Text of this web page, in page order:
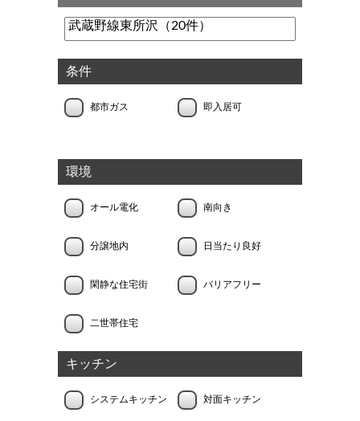
条件
都市ガス 即入居可
環境
オール電化 南向き
分譲地内 日当たり良好
閑静な住宅街 バリアフリー
二世帯住宅
キッチン
システムキッチン 対面キッチン